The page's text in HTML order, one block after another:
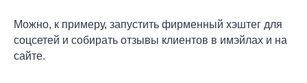
Можно, к примеру, запустить фирменный хэштег для
соцсетей и собирать отзывы клиентов в имэйлах и на
сайте.